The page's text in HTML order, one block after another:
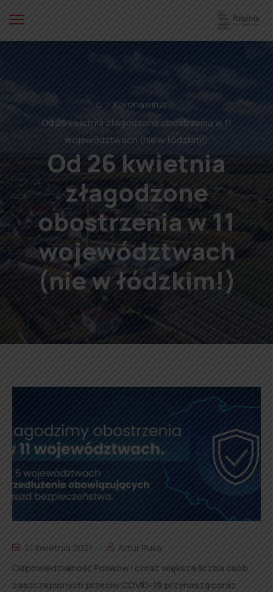
⌂
Koronawirus
Od 26 kwietnia złagodzone obostrzenia w 11
województwach (nie w łódzkim!)
Od 26 kwietnia
złagodzone
obostrzenia w 11
województwach
(nie w łódzkim!)
21 kwietnia 2021
Artur Ruka
Odpowiedzialność Polaków i coraz większa liczba osób
zaszczepionych przeciw COVID-19 przynoszą coraz